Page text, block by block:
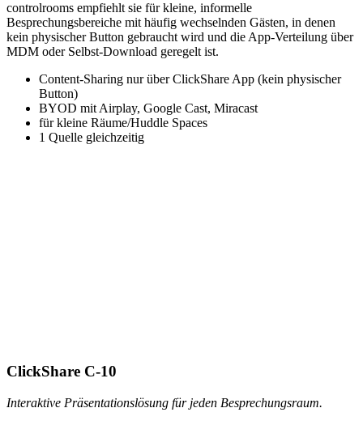
controlrooms empfiehlt sie für kleine, informelle
Besprechungsbereiche mit häufig wechselnden Gästen, in denen
kein physischer Button gebraucht wird und die App-Verteilung über
MDM oder Selbst-Download geregelt ist.
Content-Sharing nur über ClickShare App (kein physischer
Button)
BYOD mit Airplay, Google Cast, Miracast
für kleine Räume/Huddle Spaces
1 Quelle gleichzeitig
ClickShare C-10
Interaktive Präsentationslösung für jeden Besprechungsraum.